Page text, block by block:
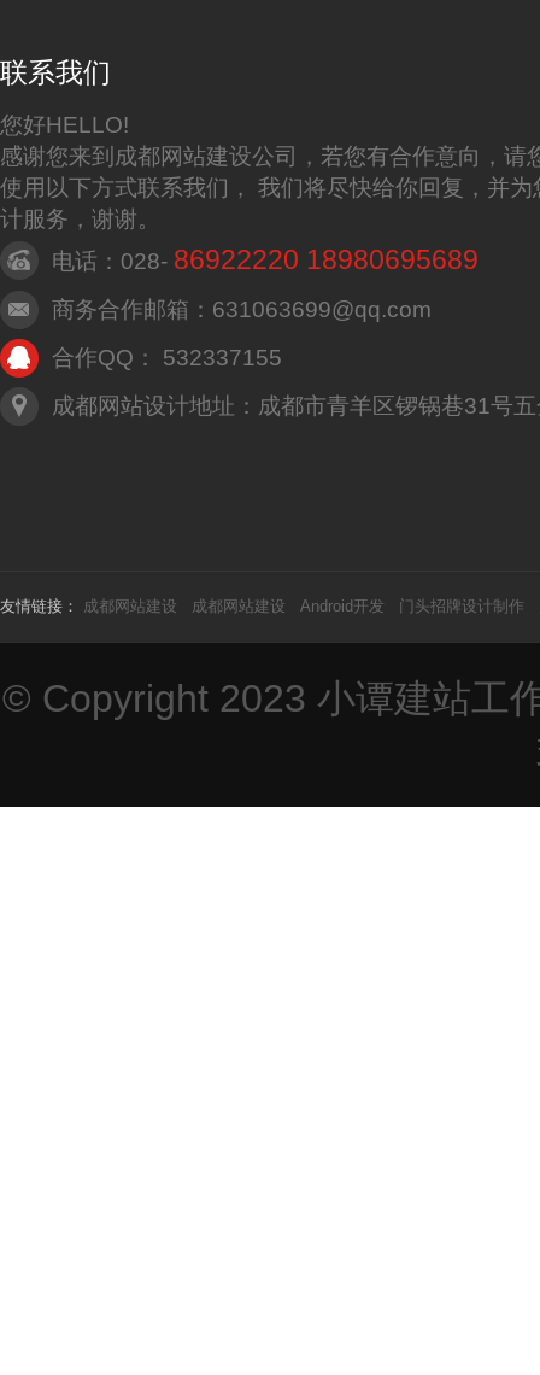
联系我们
您好HELLO!
感谢您来到成都网站建设公司，若您有合作意向，请
使用以下方式联系我们， 我们将尽快给你回复，并
计服务，谢谢。
电话：028- 86922220 18980695689
商务合作邮箱：631063699@qq.com
合作QQ： 532337155
成都网站设计地址：成都市青羊区锣锅巷31号
友情链接： 成都网站建设 成都网站建设 Android开发 门头招牌设计制作
© Copyright 2023 小谭建站工